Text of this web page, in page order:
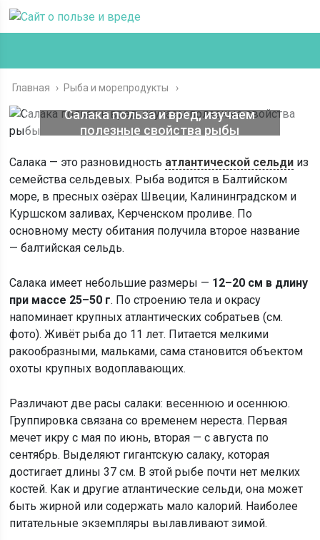
Главная › Рыба и морепродукты
Салака польза и вред, изучаем
полезные свойства рыбы
Салака — это разновидность атлантической сельди из
семейства сельдевых. Рыба водится в Балтийском
море, в пресных озёрах Швеции, Калининградском и
Куршском заливах, Керченском проливе. По
основному месту обитания получила второе название
— балтийская сельдь.
Салака имеет небольшие размеры — 12–20 см в длину
при массе 25–50 г. По строению тела и окрасу
напоминает крупных атлантических собратьев (см.
фото). Живёт рыба до 11 лет. Питается мелкими
ракообразными, мальками, сама становится объектом
охоты крупных водоплавающих.
Различают две расы салаки: весеннюю и осеннюю.
Группировка связана со временем нереста. Первая
мечет икру с мая по июнь, вторая — с августа по
сентябрь. Выделяют гигантскую салаку, которая
достигает длины 37 см. В этой рыбе почти нет мелких
костей. Как и другие атлантические сельди, она может
быть жирной или содержать мало калорий. Наиболее
питательные экземпляры вылавливают зимой.